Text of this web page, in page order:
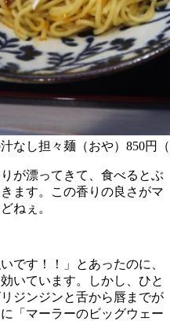
なし担々麺（おや）850円
が漂ってきて、食べるとぶ
ます。この香りの良さがマ
ねぇ。
です！！」とあったのに、
いています。しかし、ひと
ジンジンと舌から唇までが
「マーラーのビッグウェー